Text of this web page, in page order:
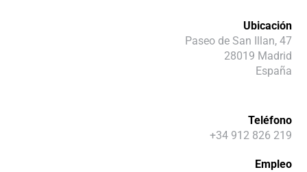
Ubicación
Paseo de San Illan, 47
28019 Madrid
España
Teléfono
+34 912 826 219
Empleo